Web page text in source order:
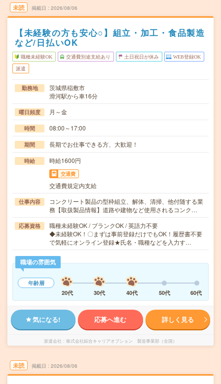
未読 掲載日 2026/08/06
【未経験の方も安心○】組立・加工・食品製造
など/日払いOK
職種未経験OK 交通費別途支給あり 土日祝日が休み WEB登録OK
派遣
勤務地
茨城県稲敷市
滑河駅から車16分
曜日頻度 月～金
時間 08:00～17:00
期間 長期でお仕事できる方、大歓迎！
時給 時給1600円
交通費
交通費規定内支給
仕事内容
コンクリート製品の型枠組立、解体、清掃、他付随する業
務【取扱製品情報】道路や建物など使用されるコンク…
応募資格
職種未経験OK / ブランクOK / 英語力不要
◆未経験OK！〇まずは事前登録だけでもOK！履歴書不要
で気軽にオンライン登録★氏名・職種などを入力す…
職場の雰囲気
年齢層
20代
30代 40代 50代 60代
気になる! 応募へ進む 詳しく見る
派遣会社 株式会社綜合キャリアオプション 製造事業部（全国）
未読 掲載日 2026/08/06